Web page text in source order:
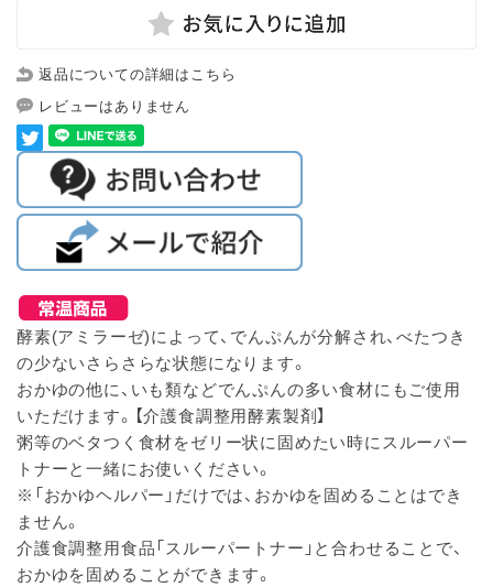
返品についての詳細はこちら
レビューはありません
酵素(アミラーゼ)によって、でんぷんが分解され、べたつき
の少ないさらさらな状態になります。
おかゆの他に、いも類などでんぷんの多い食材にもご使用
いただけます。【介護食調整用酵素製剤】
粥等のベタつく食材をゼリー状に固めたい時にスルーパー
トナーと一緒にお使いください。
※「おかゆヘルパー」だけでは、おかゆを固めることはでき
ません。
介護食調整用食品「スルーパートナー」と合わせることで、
おかゆを固めることができます。